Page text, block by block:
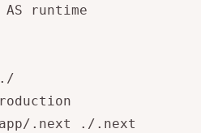
AS runtime
./
.next ./.next